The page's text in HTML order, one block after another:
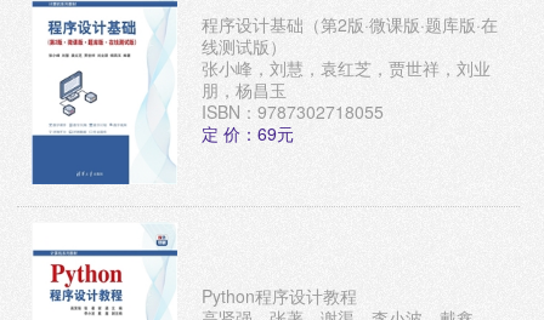
程序设计基础（第2版·微课版·题库版·在
线测试版）
张小峰，刘慧，袁红芝，贾世祥，刘业
朋，杨昌玉
ISBN：9787302718055
定 价：69元
Python程序设计教程